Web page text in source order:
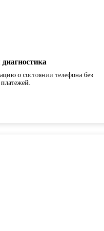
о состоянии телефона без